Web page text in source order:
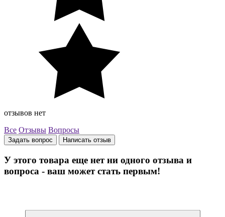
отзывов нет
Все Отзывы Вопросы
Задать вопрос Написать отзыв
У этого товара еще нет ни одного отзыва и
вопроса - ваш может стать первым!